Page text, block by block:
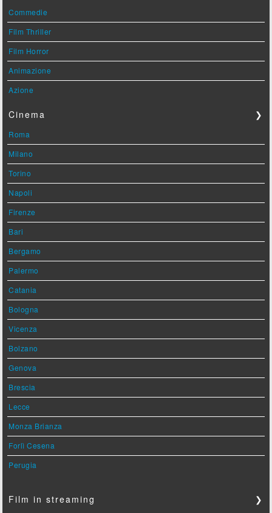
Commedie
Film Thriller
Film Horror
Animazione
Azione
Cinema ❯
Roma
Milano
Torino
Napoli
Firenze
Bari
Bergamo
Palermo
Catania
Bologna
Vicenza
Bolzano
Genova
Brescia
Lecce
Monza Brianza
Forlì Cesena
Perugia
Film in streaming ❯